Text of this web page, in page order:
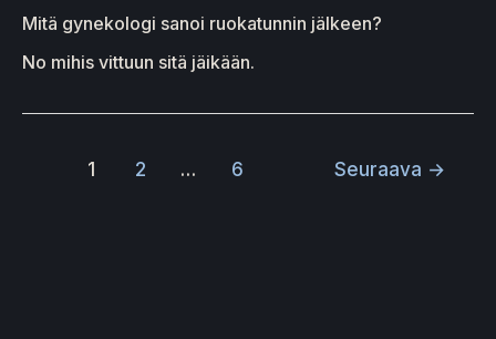
Mitä gynekologi sanoi ruokatunnin jälkeen?
No mihis vittuun sitä jäikään.
1 2 … 6 Seuraava →